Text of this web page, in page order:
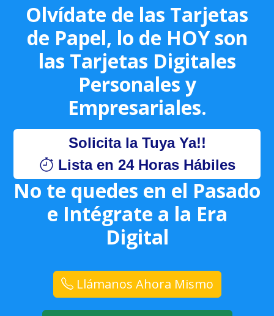
Olvídate de las Tarjetas
de Papel, lo de HOY son
las Tarjetas Digitales
Personales y
Empresariales.
Solicita la Tuya Ya!!
Lista en 24 Horas Hábiles
No te quedes en el Pasado
e Intégrate a la Era
Digital
Llámanos Ahora Mismo